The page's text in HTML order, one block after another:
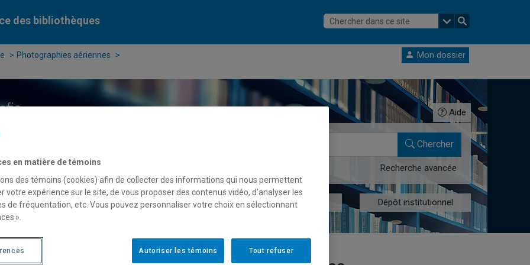
des bibliothèques
Photographies aériennes
Mon dossier
Aide
dans le catalogue des bibliothèques de l'UQAM Chercher
de cours Recherche avancée
de données Périodiques numériques Livres numériques Dépôt institutionnel
en matière de témoins
des témoins (cookies) afin de collecter des informations qui nous permettent
votre expérience sur le site, de vous proposer des contenus vidéo, d’analyser les
de fréquentation, etc. Vous pouvez personnaliser votre choix en sélectionnant
».
Tout refuser
Autoriser les témoins